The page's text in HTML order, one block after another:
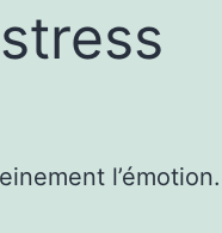
l’émotion.